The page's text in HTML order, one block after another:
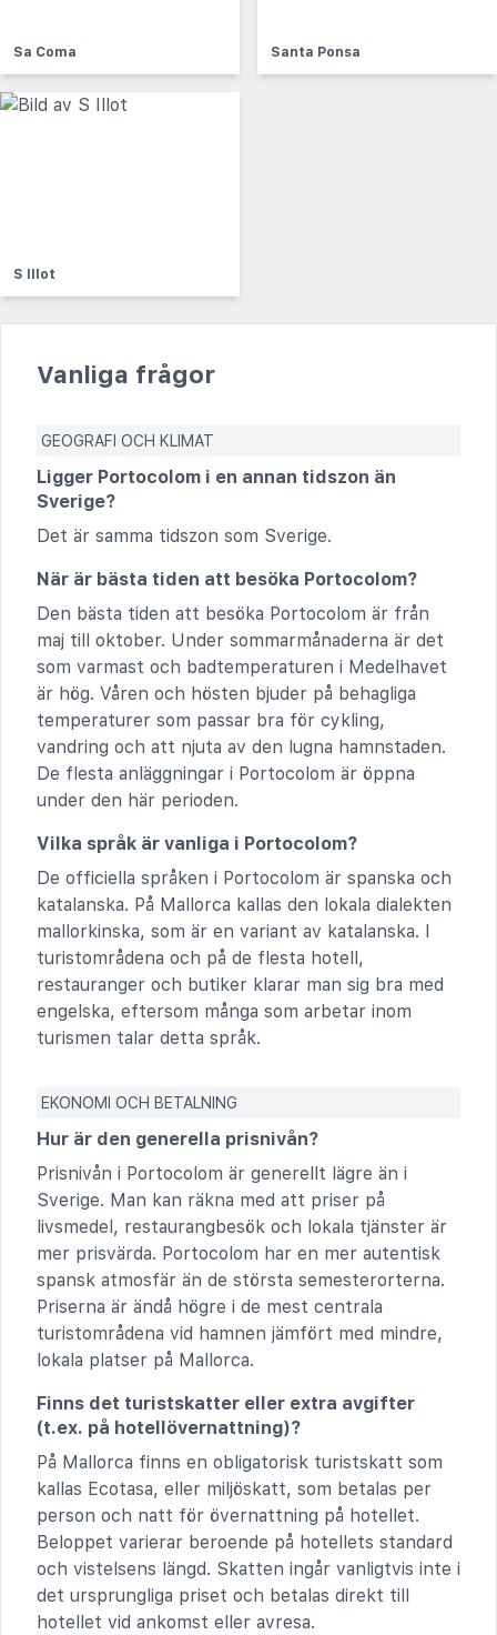
Sa Coma Santa Ponsa
S Illot
Vanliga frågor
GEOGRAFI OCH KLIMAT
Ligger Portocolom i en annan tidszon än
Sverige?
Det är samma tidszon som Sverige.
När är bästa tiden att besöka Portocolom?
Den bästa tiden att besöka Portocolom är från
maj till oktober. Under sommarmånaderna är det
som varmast och badtemperaturen i Medelhavet
är hög. Våren och hösten bjuder på behagliga
temperaturer som passar bra för cykling,
vandring och att njuta av den lugna hamnstaden.
De flesta anläggningar i Portocolom är öppna
under den här perioden.
Vilka språk är vanliga i Portocolom?
De officiella språken i Portocolom är spanska och
katalanska. På Mallorca kallas den lokala dialekten
mallorkinska, som är en variant av katalanska. I
turistområdena och på de flesta hotell,
restauranger och butiker klarar man sig bra med
engelska, eftersom många som arbetar inom
turismen talar detta språk.
EKONOMI OCH BETALNING
Hur är den generella prisnivån?
Prisnivån i Portocolom är generellt lägre än i
Sverige. Man kan räkna med att priser på
livsmedel, restaurangbesök och lokala tjänster är
mer prisvärda. Portocolom har en mer autentisk
spansk atmosfär än de största semesterorterna.
Priserna är ändå högre i de mest centrala
turistområdena vid hamnen jämfört med mindre,
lokala platser på Mallorca.
Finns det turistskatter eller extra avgifter
(t.ex. på hotellövernattning)?
På Mallorca finns en obligatorisk turistskatt som
kallas Ecotasa, eller miljöskatt, som betalas per
person och natt för övernattning på hotellet.
Beloppet varierar beroende på hotellets standard
och vistelsens längd. Skatten ingår vanligtvis inte i
det ursprungliga priset och betalas direkt till
hotellet vid ankomst eller avresa.